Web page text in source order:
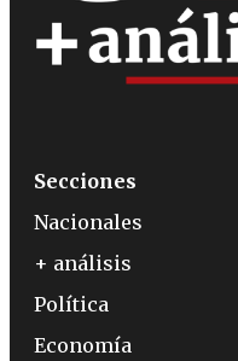
Secciones
Nacionales
+ análisis
Política
Economía